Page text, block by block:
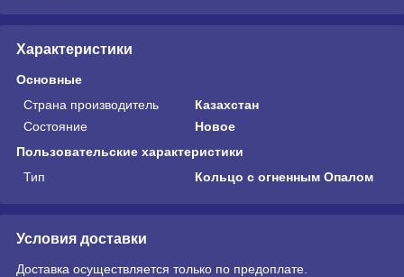
Характеристики
Основные
Страна производитель
Казахстан
Состояние
Новое
Пользовательские характеристики
Тип
Кольцо с огненным Опалом
Условия доставки
Доставка осуществляется только по предоплате.